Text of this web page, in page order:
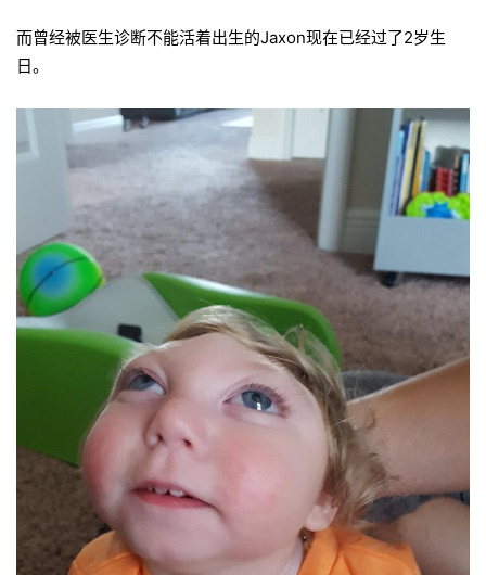
而曾经被医生诊断不能活着出生的Jaxon现在已经过了2岁生
日。